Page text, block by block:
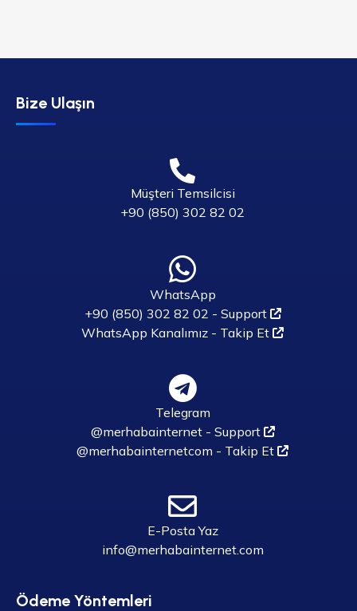
Bize Ulaşın
Müşteri Temsilcisi
+90 (850) 302 82 02
WhatsApp
+90 (850) 302 82 02 - Support
WhatsApp Kanalımız - Takip Et
Telegram
@merhabainternet - Support
@merhabainternetcom - Takip Et
E-Posta Yaz
info@merhabainternet.com
Ödeme Yöntemleri